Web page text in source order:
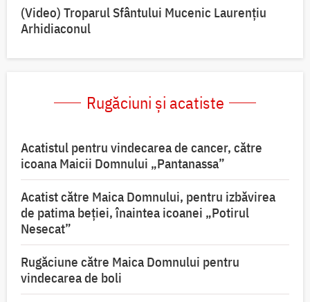
(Video) Troparul Sfântului Mucenic Laurențiu
Arhidiaconul
Rugăciuni și acatiste
Acatistul pentru vindecarea de cancer, către
icoana Maicii Domnului „Pantanassa”
Acatist către Maica Domnului, pentru izbăvirea
de patima beției, înaintea icoanei „Potirul
Nesecat”
Rugăciune către Maica Domnului pentru
vindecarea de boli